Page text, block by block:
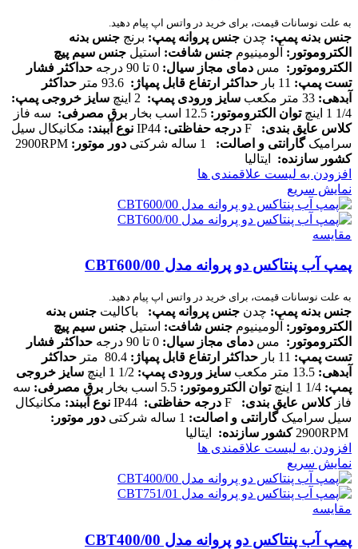
به علت نوسانات قیمت، برای خرید در واتس اپ پیام دهید.
جنس بدنه پمپ: چدن جنس پروانه پمپ: برنج جنس بدنه
الکتروموتور : آلومینیوم جنس شافت: استیل جنس سیم پیچ
الکتروموتور : مس دمای مجاز سیال:
حداکثر فشار
تست پمپ: حداکثر ارتفاع قابل پمپاژ :
حداکثر
آبدهی: سایز ورودی پمپ: سایز خروجی پمپ:
1/4 1 اینچ
توان الکتروموتور : برق مصرفی: سه فاز
کلاس عایق بندی: درجه حفاظتی: نوع آببند: مکانیکال سیل
سرامیکگارانتی و اصالت: دور موتور :
کشور سازنده: ایتالیا
افزودن به لیست علاقمندی ها
نمایش سریع
مقایسه
پمپ آب پنتاکس دو پروانه مدل CBT600/00
به علت نوسانات قیمت، برای خرید در واتس اپ پیام دهید.
جنس بدنه پمپ: چدن جنس پروانه پمپ: باکالیت جنس بدنه
الکتروموتور: آلومینیوم جنس شافت: استیل جنس سیم پیچ
الکتروموتور: مس دمای مجاز سیال:
حداکثر فشار
تست پمپ:
حداکثر ارتفاع قابل پمپاژ:
حداکثر
آبدهی:
سایز ورودی پمپ:
سایز خروجی
پمپ:
توان الکتروموتور: برق مصرفی: سه
فازکلاس عایق بندی: درجه حفاظتی: نوع آببند: مکانیکال
سیل سرامیکگارانتی و اصالت:
دور موتور:
کشور سازنده: ایتالیا
افزودن به لیست علاقمندی ها
نمایش سریع
مقایسه
پمپ آب پنتاکس دو پروانه مدل CBT400/00